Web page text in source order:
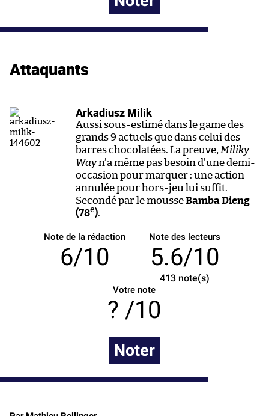
Attaquants
Arkadiusz Milik
Aussi sous-estimé dans le game des
grands 9 actuels que dans celui des
barres chocolatées. La preuve, Miliky
Wayn’a même pas besoin d’une demi-
occasion pour marquer : une action
annulée pour hors-jeu lui suffit.
Secondé par le mousseBamba Dieng
(78e).
Note de la rédaction
6/10
Note des lecteurs
5.6/10
413note(s)
Votre note
/10
Noter